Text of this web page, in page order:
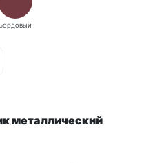
металлический